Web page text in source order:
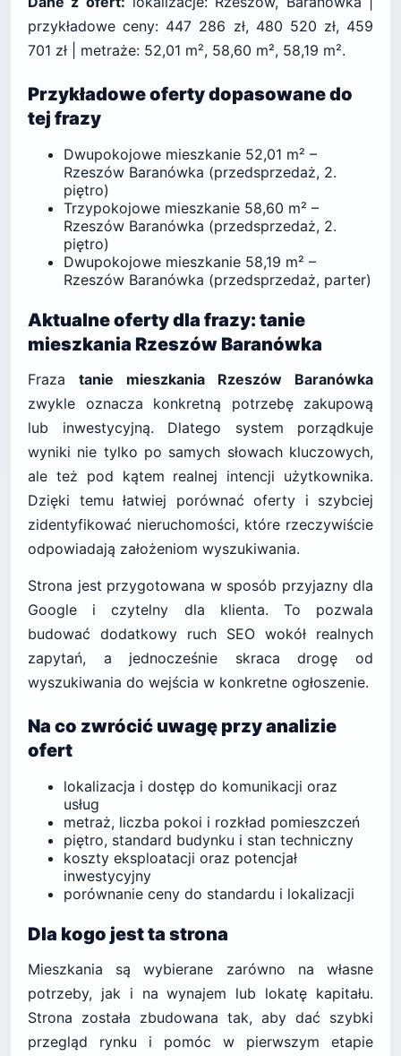
przykładowe ceny: 447 286 zł, 480 520 zł, 459
701 zł | metraże: 52,01 m², 58,60 m², 58,19 m².
Przykładowe oferty dopasowane do
tej frazy
Dwupokojowe mieszkanie 52,01 m² –
Rzeszów Baranówka (przedsprzedaż, 2.
piętro)
Trzypokojowe mieszkanie 58,60 m² –
Rzeszów Baranówka (przedsprzedaż, 2.
piętro)
Dwupokojowe mieszkanie 58,19 m² –
Rzeszów Baranówka (przedsprzedaż, parter)
Aktualne oferty dla frazy: tanie
mieszkania Rzeszów Baranówka
Fraza tanie mieszkania Rzeszów Baranówka
zwykle oznacza konkretną potrzebę zakupową
lub inwestycyjną. Dlatego system porządkuje
wyniki nie tylko po samych słowach kluczowych,
ale też pod kątem realnej intencji użytkownika.
Dzięki temu łatwiej porównać oferty i szybciej
zidentyfikować nieruchomości, które rzeczywiście
odpowiadają założeniom wyszukiwania.
Strona jest przygotowana w sposób przyjazny dla
Google i czytelny dla klienta. To pozwala
budować dodatkowy ruch SEO wokół realnych
zapytań, a jednocześnie skraca drogę od
wyszukiwania do wejścia w konkretne ogłoszenie.
Na co zwrócić uwagę przy analizie
ofert
lokalizacja i dostęp do komunikacji oraz
usług
metraż, liczba pokoi i rozkład pomieszczeń
piętro, standard budynku i stan techniczny
koszty eksploatacji oraz potencjał
inwestycyjny
porównanie ceny do standardu i lokalizacji
Dla kogo jest ta strona
Mieszkania są wybierane zarówno na własne
potrzeby, jak i na wynajem lub lokatę kapitału.
Strona została zbudowana tak, aby dać szybki
przegląd rynku i pomóc w pierwszym etapie